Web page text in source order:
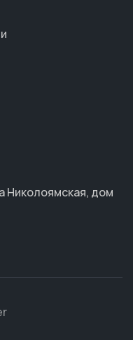
Николоямская, дом